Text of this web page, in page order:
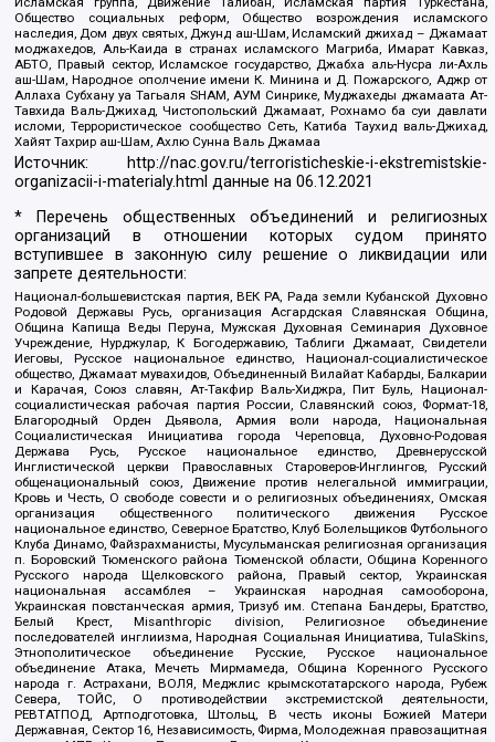
Общество социальных реформ, Общество возрождения исламского
наследия, Дом двух святых, Джунд аш-Шам, Исламский джихад – Джамаат
моджахедов, Аль-Каида в странах исламского Магриба, Имарат Кавказ,
АБТО, Правый сектор, Исламское государство, Джабха аль-Нусра ли-Ахль
аш-Шам, Народное ополчение имени К. Минина и Д. Пожарского, Аджр от
Аллаха Субхану уа Тагьаля SHAM, АУМ Синрике, Муджахеды джамаата Ат-
Тавхида Валь-Джихад, Чистопольский Джамаат, Рохнамо ба суи давлати
исломи, Террористическое сообщество Сеть, Катиба Таухид валь-Джихад,
Хайят Тахрир аш-Шам, Ахлю Сунна Валь Джамаа
Источник:
http://nac.gov.ru/terroristicheskie-i-ekstremistskie-
organizacii-i-materialy.html данные на06.12.2021
* Перечень общественных объединений и религиозных
организаций в отношении которых судом принято
вступившее в законную силу решение о ликвидации или
запрете деятельности:
Национал-большевистская партия, ВЕК РА, Рада земли Кубанской Духовно
Родовой Державы Русь, организация Асгардская Славянская Община,
Община Капища Веды Перуна, Мужская Духовная Семинария Духовное
Учреждение, Нурджулар, К Богодержавию, Таблиги Джамаат, Свидетели
Иеговы, Русское национальное единство, Национал-социалистическое
общество, Джамаат мувахидов, Объединенный Вилайат Кабарды, Балкарии
и Карачая, Союз славян, Ат-Такфир Валь-Хиджра, Пит Буль, Национал-
социалистическая рабочая партия России, Славянский союз, Формат-18,
Благородный Орден Дьявола, Армия воли народа, Национальная
Социалистическая Инициатива города Череповца, Духовно-Родовая
Держава Русь, Русское национальное единство, Древнерусской
Инглистической церкви Православных Староверов-Инглингов, Русский
общенациональный союз, Движение против нелегальной иммиграции,
Кровь и Честь, О свободе совести и о религиозных объединениях, Омская
организация общественного политического движения Русское
национальное единство, Северное Братство, Клуб Болельщиков Футбольного
Клуба Динамо, Файзрахманисты, Мусульманская религиозная организация
п. Боровский Тюменского района Тюменской области, Община Коренного
Русского народа Щелковского района, Правый сектор, Украинская
национальная ассамблея – Украинская народная самооборона,
Украинская повстанческая армия, Тризуб им. Степана Бандеры, Братство,
Белый Крест, Misanthropic division, Религиозное объединение
последователей инглиизма, Народная Социальная Инициатива, TulaSkins,
Этнополитическое объединение Русские, Русское национальное
объединение Атака, Мечеть Мирмамеда, Община Коренного Русского
народа г. Астрахани, ВОЛЯ, Меджлис крымскотатарского народа, Рубеж
Севера, ТОЙС, О противодействии экстремистской деятельности,
РЕВТАТПОД, Артподготовка, Штольц, В честь иконы Божией Матери
Державная, Сектор 16, Независимость, Фирма, Молодежная правозащитная